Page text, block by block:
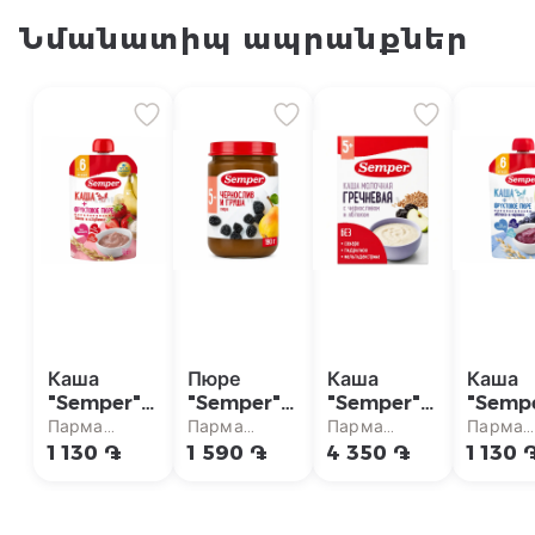
Նմանատիպ ապրանքներ
Каша
"Semper"
клубника,
банан 120г
Парма
супермаркет
1 130 ֏
Пюре
"Semper"
чернослив
190г
Парма
супермаркет
1 590 ֏
Каша
"Semper"
гречневая,
чернослив,
Парма
супермаркет
4 350 ֏
Каша
Парма
1 130